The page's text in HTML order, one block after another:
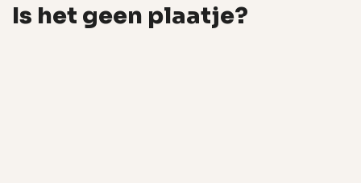
Is het geen plaatje?